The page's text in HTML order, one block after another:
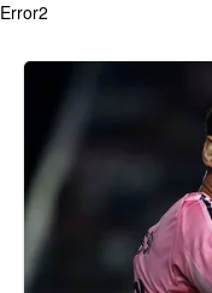
Error2